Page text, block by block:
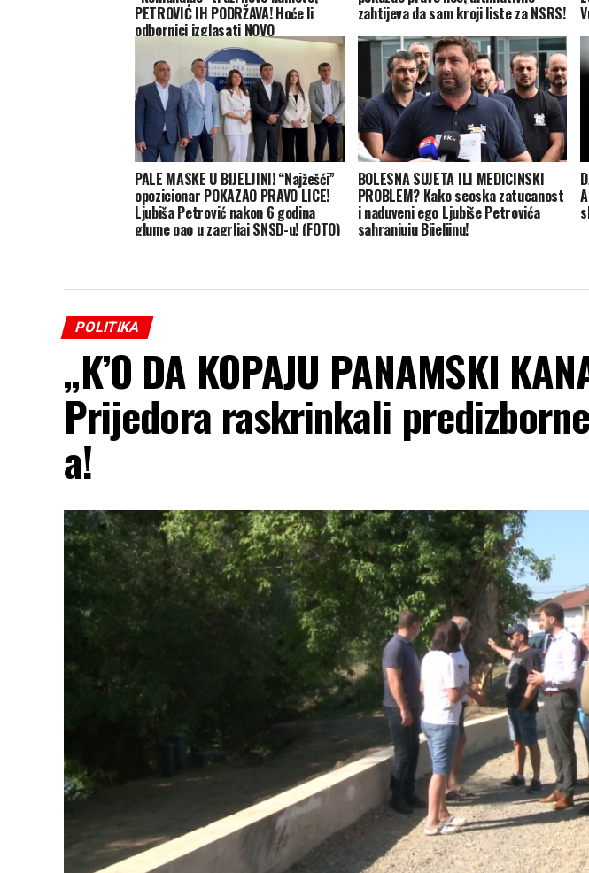
PETROVIĆ IH PODRŽAVA! Hoće li
odbornici izglasati NOVO
POSKUPLJENJE?!
zahtijeva da sam kroji liste za NSRS!
PALE MASKE U BIJELJINI! “Najžešći”
opozicionar POKAZAO PRAVO LICE!
Ljubiša Petrović nakon 6 godina
glume pao u zagrljaj SNSD-u! (FOTO)
BOLESNA SUJETA ILI MEDICINSKI
PROBLEM? Kako seoska zatucanost
i naduveni ego Ljubiše Petrovića
sahranjuju Bijeljinu!
POLITIKA
„K’O DA KOPAJU PANAMSKI
Prijedora raskrinkali predizborne
a!